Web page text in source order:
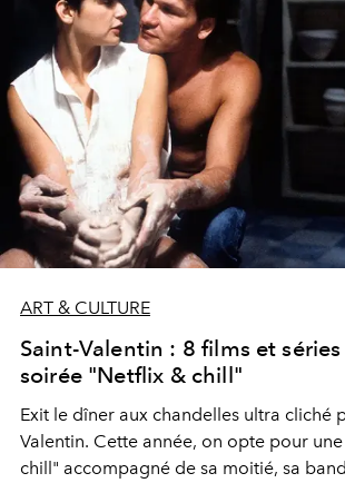
ART & CULTURE
Saint-Valentin : 8 films et
soirée "Netflix & chill"
Exit le dîner aux chandelles ultra cliché
Valentin. Cette année, on opte pour
chill" accompagné de sa moitié, sa